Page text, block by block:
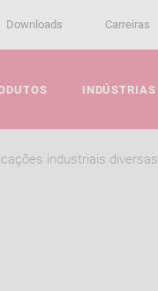
Downloads Carreiras
INDÚSTRIAS
industriais diversas